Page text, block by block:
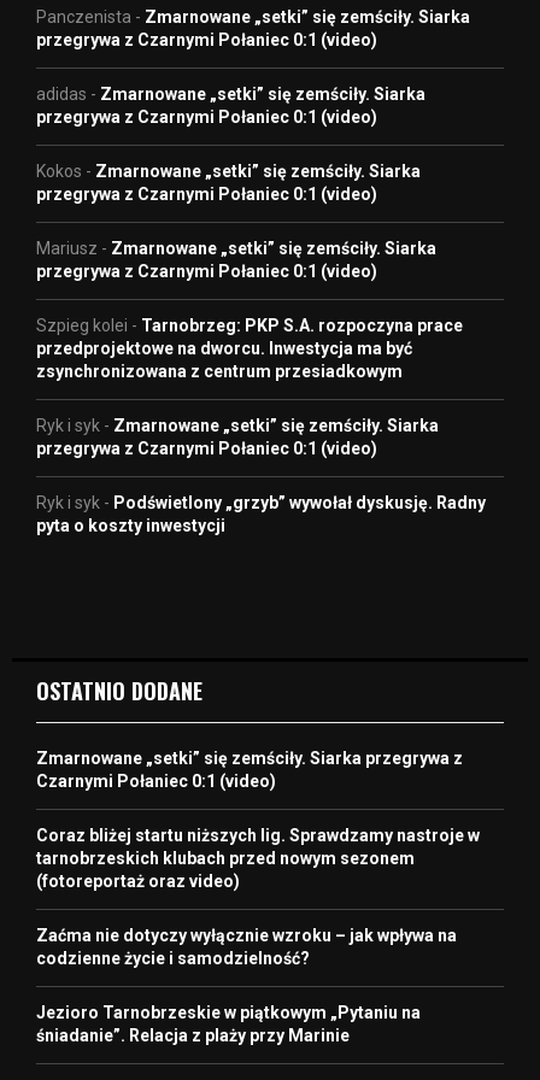
Panczenista - Zmarnowane „setki” się zemściły. Siarka
przegrywa z Czarnymi Połaniec 0:1 (video)
adidas - Zmarnowane „setki” się zemściły. Siarka
przegrywa z Czarnymi Połaniec 0:1 (video)
Kokos - Zmarnowane „setki” się zemściły. Siarka
przegrywa z Czarnymi Połaniec 0:1 (video)
Mariusz - Zmarnowane „setki” się zemściły. Siarka
przegrywa z Czarnymi Połaniec 0:1 (video)
Szpieg kolei - Tarnobrzeg: PKP S.A. rozpoczyna prace
przedprojektowe na dworcu. Inwestycja ma być
zsynchronizowana z centrum przesiadkowym
Ryk i syk - Zmarnowane „setki” się zemściły. Siarka
przegrywa z Czarnymi Połaniec 0:1 (video)
Ryk i syk - Podświetlony „grzyb” wywołał dyskusję. Radny
pyta o koszty inwestycji
OSTATNIO DODANE
Zmarnowane „setki” się zemściły. Siarka przegrywa z
Czarnymi Połaniec 0:1 (video)
Coraz bliżej startu niższych lig. Sprawdzamy nastroje w
tarnobrzeskich klubach przed nowym sezonem
(fotoreportaż oraz video)
Zaćma nie dotyczy wyłącznie wzroku – jak wpływa na
codzienne życie i samodzielność?
Jezioro Tarnobrzeskie w piątkowym „Pytaniu na
śniadanie”. Relacja z plaży przy Marinie